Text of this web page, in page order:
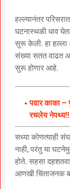
हल्ल्यानंतर
घटनास्थळी धाव
सुरू केली. हा हल्ला
संख्या सतत वाढत
सुरू होणार आहे.
पवार काका
रचलेय नेपथ्य!!
सध्या कोणत्याही
नाही, परंतु या
होते. सहसा
आणखी चिंताजनक